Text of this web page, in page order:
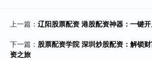
上一篇： 辽阳股票配资 港股配资神器：一键
下一篇： 股票配资学院 深圳炒股配资：解锁
资之旅